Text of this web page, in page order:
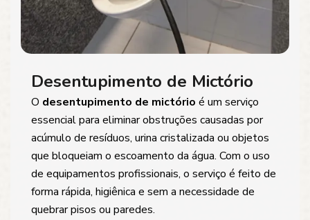
Desentupimento de Mictório
O desentupimento de mictório é um serviço
essencial para eliminar obstruções causadas por
acúmulo de resíduos, urina cristalizada ou objetos
que bloqueiam o escoamento da água. Com o uso
de equipamentos profissionais, o serviço é feito de
forma rápida, higiênica e sem a necessidade de
quebrar pisos ou paredes.